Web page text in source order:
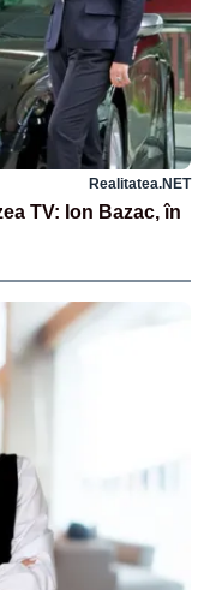
Realitatea.NET
TV: Ion Bazac, în